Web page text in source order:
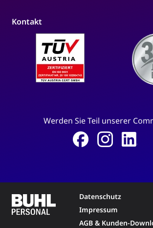
Kontakt
Werden Sie Teil unserer
Datenschutz
Impressum
AGB & Kunden-